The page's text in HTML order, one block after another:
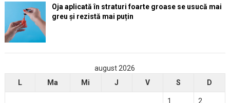
Oja aplicată în straturi foarte groase se usucă mai
greu și rezistă mai puțin
august 2026
L
Ma Mi J V S D
1 2